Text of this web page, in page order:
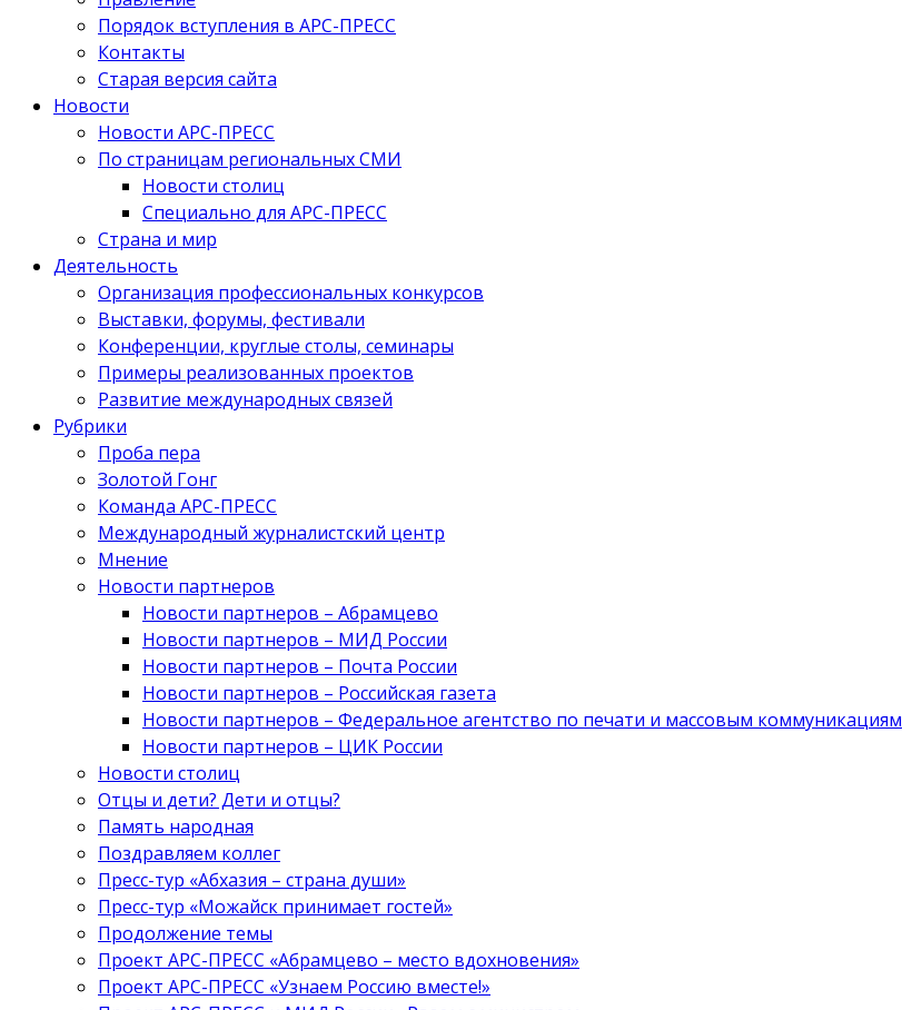
Порядок вступления в АРС-ПРЕСС
Контакты
Старая версия сайта
Новости
Новости АРС-ПРЕСС
По страницам региональных СМИ
Новости столиц
Специально для АРС-ПРЕСС
Страна и мир
Деятельность
Организация профессиональных конкурсов
Выставки, форумы, фестивали
Конференции, круглые столы, семинары
Примеры реализованных проектов
Развитие международных связей
Рубрики
Проба пера
Золотой Гонг
Команда АРС-ПРЕСС
Международный журналистский центр
Мнение
Новости партнеров
Новости партнеров – Абрамцево
Новости партнеров – МИД России
Новости партнеров – Почта России
Новости партнеров – Российская газета
Новости партнеров – Федеральное агентство по печати и массовым коммуникациям
Новости партнеров – ЦИК России
Новости столиц
Отцы и дети? Дети и отцы?
Память народная
Поздравляем коллег
Пресс-тур «Абхазия – страна души»
Пресс-тур «Можайск принимает гостей»
Продолжение темы
Проект АРС-ПРЕСС «Абрамцево – место вдохновения»
Проект АРС-ПРЕСС «Узнаем Россию вместе!»